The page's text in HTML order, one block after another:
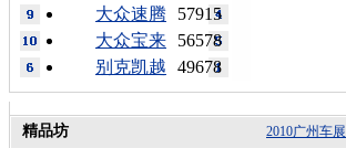
57915
大众速腾
56578
大众宝来
49678
别克凯越
2010广州车展
精品坊